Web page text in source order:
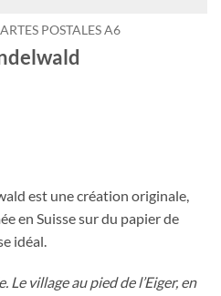
POSTALES A6
est une création originale,
en Suisse sur du papier de
idéal.
village au pied de l’Eiger, en